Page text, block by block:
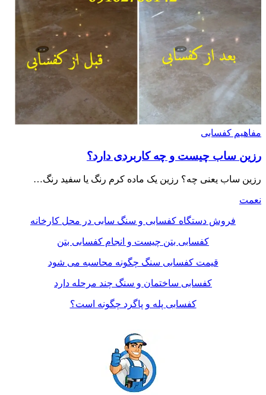
مفاهیم کفسابی
رزین ساب چیست و چه کاربردی دارد؟
رزین ساب یعنی چه؟ رزین یک ماده کرم رنگ یا سفید رنگ…
نعمت
فروش دستگاه کفسابی و سنگ سابی در محل کارخانه
کفسابی بتن چیست و انجام کفسابی بتن
قیمت کفسابی سنگ چگونه محاسبه می شود
کفسابی ساختمان و سنگ چند مرحله دارد
کفسابی پله و پاگرد چگونه است؟